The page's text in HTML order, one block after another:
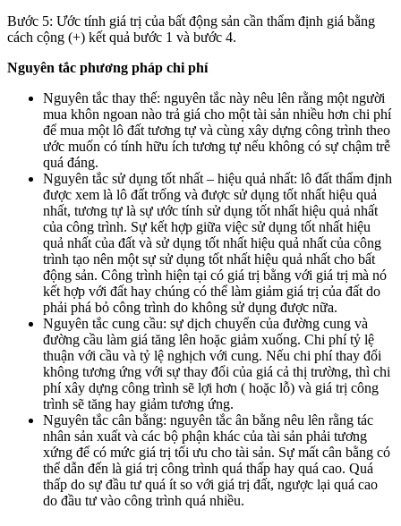
Bước 5: Ước tính giá trị của bất động sản cần thẩm định giá bằng
cách cộng (+) kết quả bước 1 và bước 4.
Nguyên tắc phương pháp chi phí
Nguyên tắc thay thế: nguyên tắc này nêu lên rằng một người
mua khôn ngoan nào trả giá cho một tài sản nhiều hơn chi phí
để mua một lô đất tương tự và cùng xây dựng công trình theo
ước muốn có tính hữu ích tương tự nếu không có sự chậm trễ
quá đáng.
Nguyên tắc sử dụng tốt nhất – hiệu quả nhất: lô đất thẩm định
được xem là lô đất trống và được sử dụng tốt nhất hiệu quả
nhất, tương tự là sự ước tính sử dụng tốt nhất hiệu quả nhất
của công trình. Sự kết hợp giữa việc sử dụng tốt nhất hiệu
quả nhất của đất và sử dụng tốt nhất hiệu quả nhất của công
trình tạo nên một sự sử dụng tốt nhất hiệu quả nhất cho bất
động sản. Công trình hiện tại có giá trị bằng với giá trị mà nó
kết hợp với đất hay chúng có thể làm giảm giá trị của đất do
phải phá bỏ công trình do không sử dụng được nữa.
Nguyên tắc cung cầu: sự dịch chuyển của đường cung và
đường cầu làm giá tăng lên hoặc giảm xuống. Chi phí tỷ lệ
thuận với cầu và tỷ lệ nghịch với cung. Nếu chi phí thay đổi
không tương ứng với sự thay đổi của giá cả thị trường, thì chi
phí xây dựng công trình sẽ lợi hơn ( hoặc lỗ) và giá trị công
trình sẽ tăng hay giảm tương ứng.
Nguyên tắc cân bằng: nguyên tắc ân bằng nêu lên rằng tác
nhân sản xuất và các bộ phận khác của tài sản phải tương
xứng để có mức giá trị tối ưu cho tài sản. Sự mất cân bằng có
thể dẫn đến là giá trị công trình quá thấp hay quá cao. Quá
thấp do sự đầu tư quá ít so với giá trị đất, ngược lại quá cao
do đầu tư vào công trình quá nhiều.